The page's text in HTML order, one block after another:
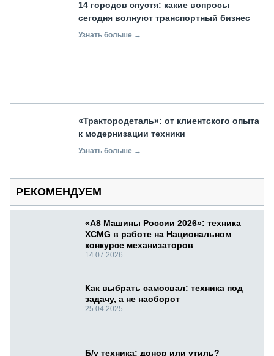
14 городов спустя: какие вопросы
сегодня волнуют транспортный бизнес
Узнать больше →
«Трактородеталь»: от клиентского опыта
к модернизации техники
Узнать больше →
РЕКОМЕНДУЕМ
«А8 Машины России 2026»: техника
XCMG в работе на Национальном
конкурсе механизаторов
14.07.2026
Как выбрать самосвал: техника под
задачу, а не наоборот
25.04.2025
Б/у техника: донор или утиль?